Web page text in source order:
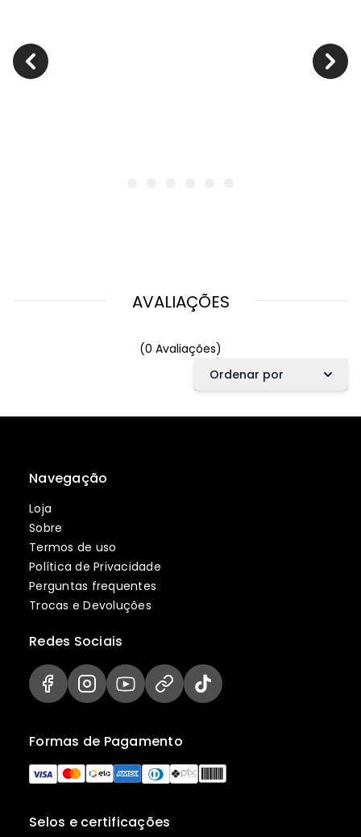
AVALIAÇÕES
(0 Avaliações)
Ordenar por
Navegação
Loja
Sobre
Termos de uso
Política de Privacidade
Perguntas frequentes
Trocas e Devoluções
Selos e certificações
Formas de Pagamento
Redes Sociais